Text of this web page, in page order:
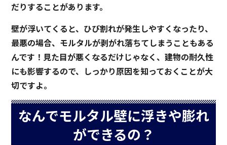
だりすることがあります。
壁が浮いてくると、ひび割れが発生しやすくなったり、
最悪の場合、モルタルが剥がれ落ちてしまうこともある
んです！見た目が悪くなるだけじゃなく、建物の耐久性
にも影響するので、しっかり原因を知っておくことが大
切ですよ。
なんでモルタル壁に浮きや膨れ
ができるの？